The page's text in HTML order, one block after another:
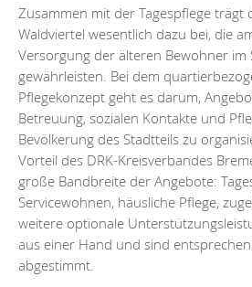
Zusammen mit der Tagespflege trägt
Waldviertel wesentlich dazu bei, die
Versorgung der älteren Bewohner im
gewährleisten. Bei dem
Pflegekonzept geht es darum,
Betreuung, sozialen Kontakte und
Bevölkerung des Stadtteils zu
Vorteil des DRK-Kreisverbandes
große Bandbreite der Angebote:
Servicewohnen, häusliche Pflege,
weitere optionale
aus einer Hand und sind
abgestimmt.